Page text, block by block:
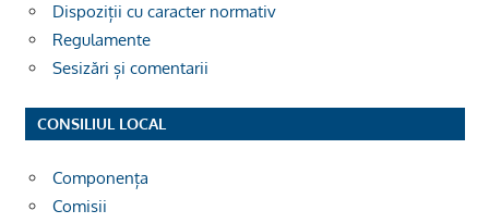
Dispoziții cu caracter normativ
Regulamente
Sesizări și comentarii
CONSILIUL LOCAL
Componența
Comisii